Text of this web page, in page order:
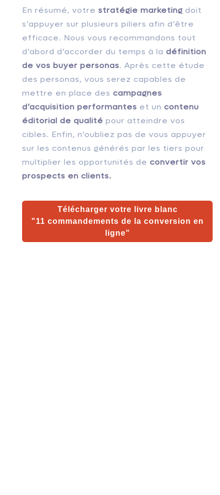
En résumé, votre stratégie marketing doit
s’appuyer sur plusieurs piliers afin d’être
efficace. Nous vous recommandons tout
d’abord d’accorder du temps à la définition
de vos buyer personas. Après cette étude
des personas, vous serez capables de
mettre en place des campagnes
d’acquisition performantes et un contenu
éditorial de qualité pour atteindre vos
cibles. Enfin, n’oubliez pas de vous appuyer
sur les contenus générés par les tiers pour
multiplier les opportunités de convertir vos
prospects en clients.
Télécharger votre livre blanc
"11 commandements de la conversion en
ligne"